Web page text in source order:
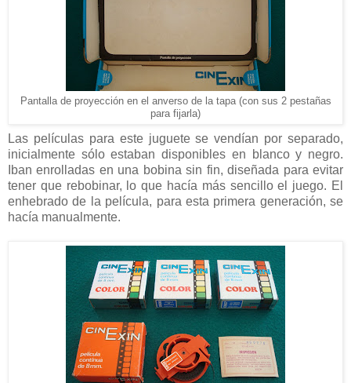
Pantalla de proyección en el anverso de la tapa (con sus 2 pestañas
para fijarla)
Las películas para este juguete se vendían por separado,
inicialmente sólo estaban disponibles en blanco y negro.
Iban enrolladas en una bobina sin fin, diseñada para evitar
tener que rebobinar, lo que hacía más sencillo el juego. El
enhebrado de la película, para esta primera generación, se
hacía manualmente.